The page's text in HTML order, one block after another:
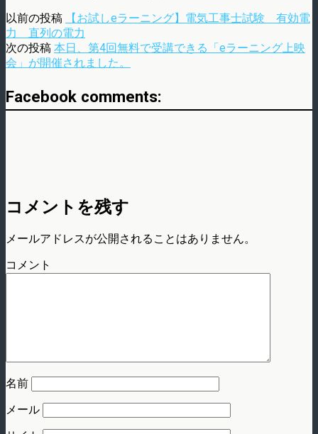
以前の投稿
【お試しeラーニング】電気工事士試験 有効電
力 直列の電力
次の投稿 本日、第4回無料で受講できる「eラーニング上映
会」が開催されました。
Facebook comments:
コメントを残す
メールアドレスが公開されることはありません。
コメント
名前
メール